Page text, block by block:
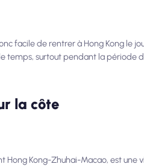
facile de rentrer à Hong Kong le
surtout pendant la période
la côte
Hong Kong-Zhuhai-Macao, est une